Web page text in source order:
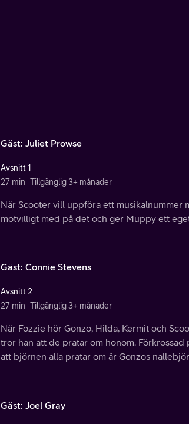
Gäst: Juliet Prowse
Avsnitt 1
27 min Tillgänglig 3+ månader
När Scooter vill uppföra ett musikalnummer
motvilligt med på det och ger Muppy ett
Gäst: Connie Stevens
Avsnitt 2
27 min Tillgänglig 3+ månader
När Fozzie hör Gonzo, Hilda, Kermit och
tror han att de pratar om honom.
att björnen alla pratar om är Gonzos
Gäst: Joel Gray